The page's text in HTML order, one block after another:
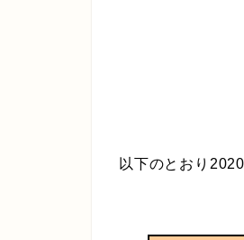
以下のとおり